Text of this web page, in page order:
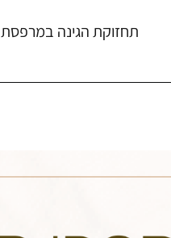
תחזוקת הגינה במרפסת